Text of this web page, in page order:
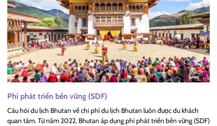
Phí phát triển bền vững (SDF)
Câu hỏi du lịch Bhutan về chi phí du lịch Bhutan luôn được du khách
quan tâm. Từ năm 2022, Bhutan áp dụng phí phát triển bền vững (SDF)